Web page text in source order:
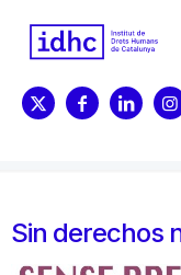
Sin derechos